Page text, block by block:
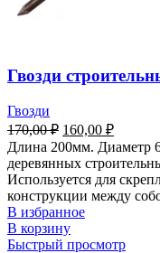
Гвозди
Гвозди
170,00₽ 160,00 ₽
Длина 200мм. Диаметр
деревянных
Используется для
конструкции между
В избранное
В корзину
Быстрый просмотр